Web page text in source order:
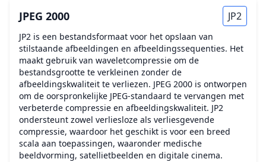
JPEG 2000 JP2
JP2 is een bestandsformaat voor het opslaan van
stilstaande afbeeldingen en afbeeldingssequenties. Het
maakt gebruik van waveletcompressie om de
bestandsgrootte te verkleinen zonder de
afbeeldingskwaliteit te verliezen. JPEG 2000 is ontworpen
om de oorspronkelijke JPEG-standaard te vervangen met
verbeterde compressie en afbeeldingskwaliteit. JP2
ondersteunt zowel verliesloze als verliesgevende
compressie, waardoor het geschikt is voor een breed
scala aan toepassingen, waaronder medische
beeldvorming, satellietbeelden en digitale cinema.